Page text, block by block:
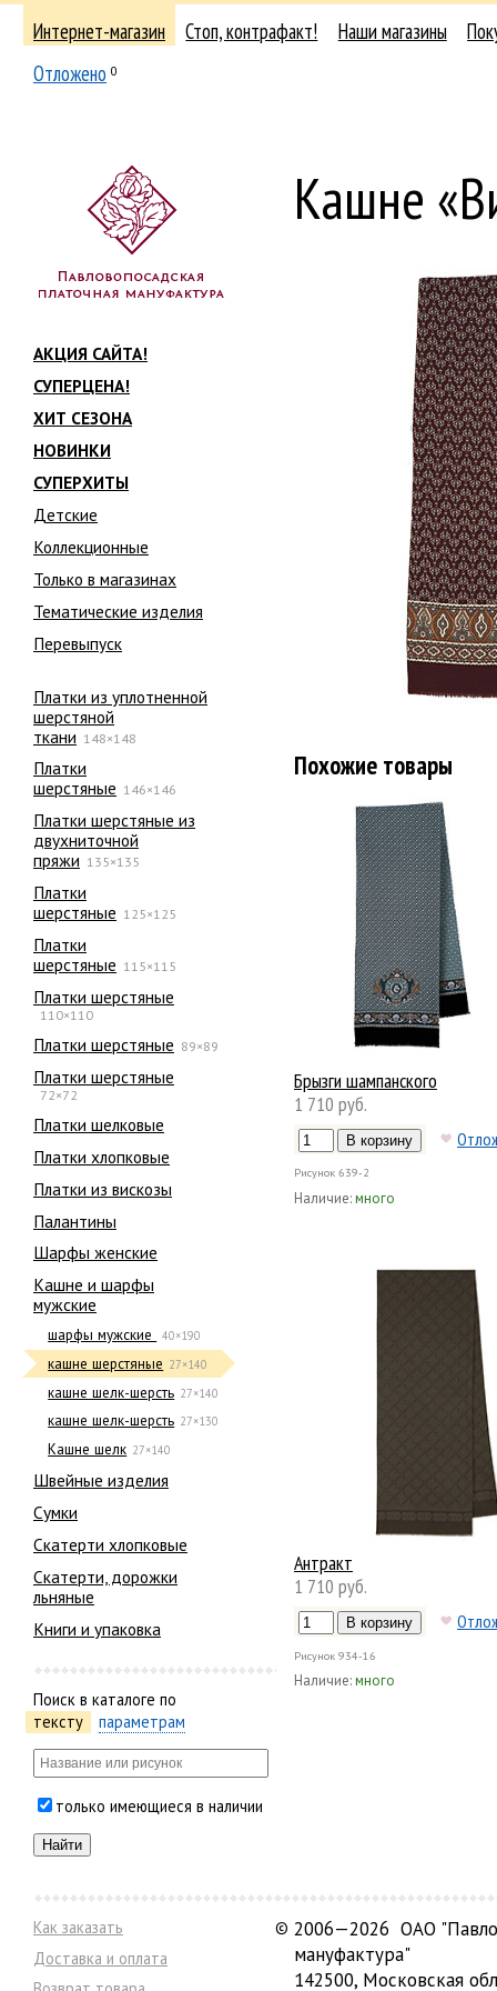
Интернет-магазин Стоп, контрафакт! Наши магазины
Отложено 0
АКЦИЯ САЙТА!
СУПЕРЦЕНА!
ХИТ СЕЗОНА
НОВИНКИ
СУПЕРХИТЫ
Детские
Коллекционные
Только в магазинах
Тематические изделия
Перевыпуск
Платки из уплотненной
шерстяной
ткани 148×148
Платки
шерстяные 146×146
Платки шерстяные из
двухниточной
пряжи 135×135
Платки
шерстяные 125×125
Платки
шерстяные 115×115
Платки шерстяные
110×110
Платки шерстяные 89×89
Платки шерстяные
72×72
Платки шелковые
Платки хлопковые
Платки из вискозы
Палантины
Шарфы женские
Кашне и шарфы
мужские
шарфы мужские 40×190
кашне шерстяные 27×140
кашне шелк-шерсть 27×140
кашне шелк-шерсть 27×130
Кашне шелк 27×140
Швейные изделия
Сумки
Скатерти хлопковые
Скатерти, дорожки
льняные
Книги и упаковка
Поиск в каталоге по
тексту
параметрам
только имеющиеся в наличии
Кашне
Похожие товары
Брызги шампанского
1 710 руб.
Рисунок 639-2
Наличие:много
Антракт
1 710 руб.
Рисунок 934-16
Наличие:много
Как заказать
Доставка и оплата
© 2006—2026 ОАО
мануфактура"
142500, Московская